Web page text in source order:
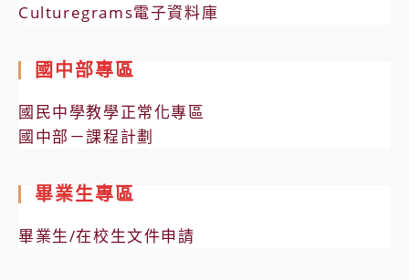
Culturegrams電子資料庫
國中部專區
國民中學教學正常化專區
國中部－課程計劃
畢業生專區
畢業生/在校生文件申請